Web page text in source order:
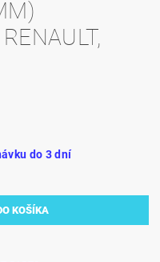
do 3 dní